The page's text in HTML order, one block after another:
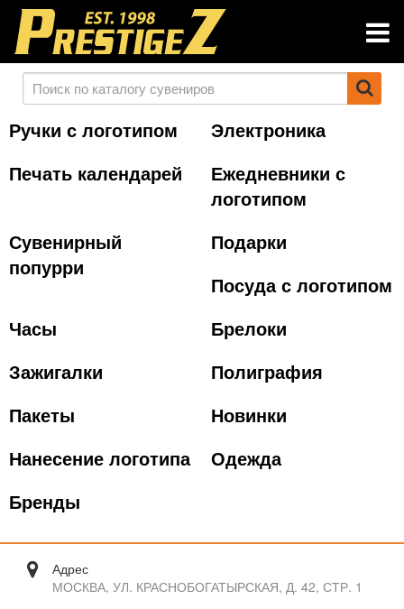
Ручки с логотипом
Электроника
Печать календарей
Ежедневники с
логотипом
Сувенирный
попурри
Подарки
Посуда с логотипом
Часы
Брелоки
Зажигалки
Полиграфия
Пакеты
Новинки
Нанесение логотипа
Одежда
Бренды
Адрес
МОСКВА, УЛ. КРАСНОБОГАТЫРСКАЯ, Д. 42, СТР. 1